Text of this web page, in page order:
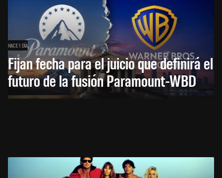
HACE 1 DÍA
Fijan fecha para el juicio que definirá el
futuro de la fusión Paramount-WBD